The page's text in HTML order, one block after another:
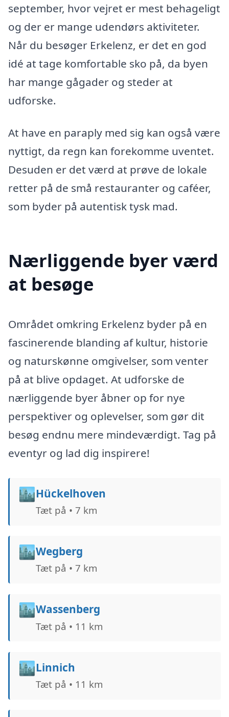
september, hvor vejret er mest behageligt
og der er mange udendørs aktiviteter.
Når du besøger Erkelenz, er det en god
idé at tage komfortable sko på, da byen
har mange gågader og steder at
udforske.
At have en paraply med sig kan også være
nyttigt, da regn kan forekomme uventet.
Desuden er det værd at prøve de lokale
retter på de små restauranter og caféer,
som byder på autentisk tysk mad.
Nærliggende byer værd
at besøge
Området omkring Erkelenz byder på en
fascinerende blanding af kultur, historie
og naturskønne omgivelser, som venter
på at blive opdaget. At udforske de
nærliggende byer åbner op for nye
perspektiver og oplevelser, som gør dit
besøg endnu mere mindeværdigt. Tag på
eventyr og lad dig inspirere!
🏙️Hückelhoven
Tæt på • 7 km
🏙️Wegberg
Tæt på • 7 km
🏙️Wassenberg
Tæt på • 11 km
🏙️Linnich
Tæt på • 11 km